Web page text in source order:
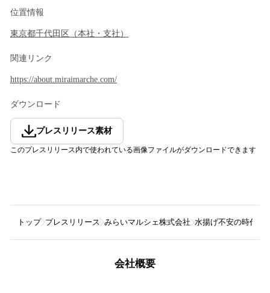
位置情報
東京都千代田区 （本社・支社 ）
関連リンク
https://about.miraimarche.com/
ダウンロード
プレスリリース素材
このプレスリリース内で使われている画像ファイルがダウンロードできます
トップ プレスリリース みらいマルシェ株式会社 ⽔揚げ不安の時代に
会社概要